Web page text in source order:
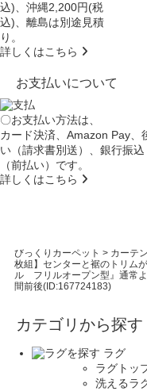
込)、沖縄2,200円(税
込)、離島は別途見積
り。
詳しくはこちら
お支払いについて
〇お支払い方法は、
カード決済、Amazon Pay、
い（請求書別送）、銀行振込
（前払い）です。
詳しくはこちら
びっくりカーペット > カーテ
枚組】センターと裾のトリム
ル フリルオープン型』通常
間前後(ID:167724183)
カテゴリから探す
ラグ
ラグトッ
洗えるラ